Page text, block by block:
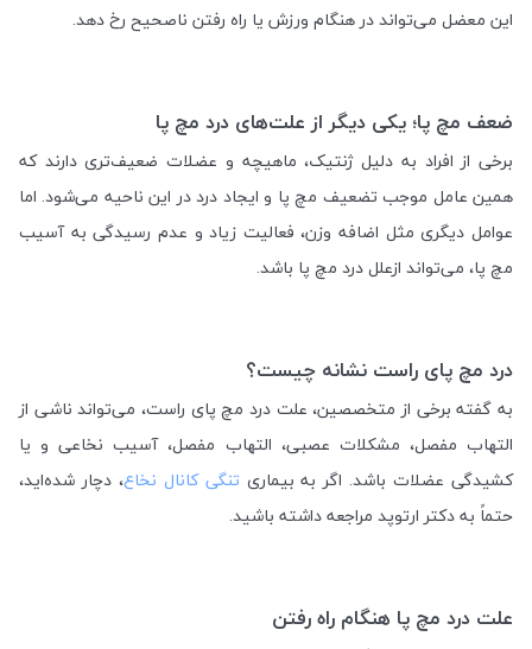
این معضل می‌تواند در هنگام ورزش یا راه رفتن ناصحیح رخ دهد.
ضعف مچ پا؛ یکی دیگر از علت‌های درد مچ پا
برخی از افراد به دلیل ژنتیک، ماهیچه و عضلات ضعیف‌تری دارند که
همین عامل موجب تضعیف مچ پا و ایجاد درد در این ناحیه می‌شود. اما
عوامل دیگری مثل اضافه وزن، فعالیت زیاد و عدم رسیدگی به آسیب
مچ پا، می‌تواند ازعلل درد مچ پا باشد.
درد مچ پای راست نشانه چیست؟
به گفته برخی از متخصصین، علت درد مچ پای راست، می‌تواند ناشی از
التهاب مفصل، مشکلات عصبی، التهاب مفصل، آسیب نخاعی و یا
کشیدگی عضلات باشد. اگر به بیماری تنگی کانال نخاع، دچار شده‌اید،
حتماً به دکتر ارتوپد مراجعه داشته باشید.
علت درد مچ پا هنگام راه رفتن